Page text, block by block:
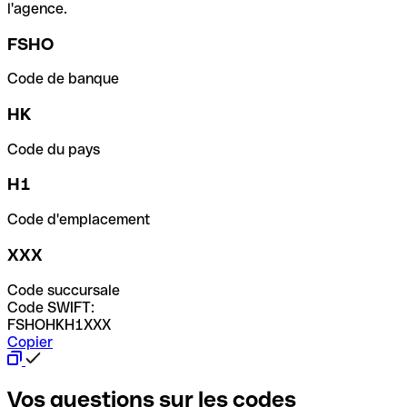
l'agence.
FSHO
Code de banque
HK
Code du pays
H1
Code d'emplacement
XXX
Code succursale
Code SWIFT:
FSHOHKH1XXX
Copier
Vos questions sur les codes